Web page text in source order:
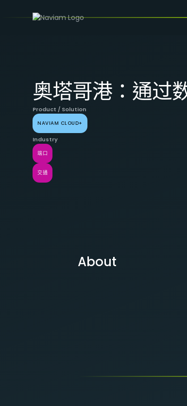
CASE STUDIES 奥塔哥港：通过数字资产管理解
奥塔哥港：通过
Product / Solution
NAVIAM CLOUD+
Industry
端口
交通
About